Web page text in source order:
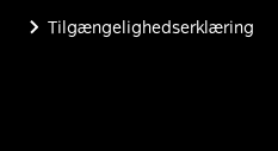
Tilgængelighedserklæring